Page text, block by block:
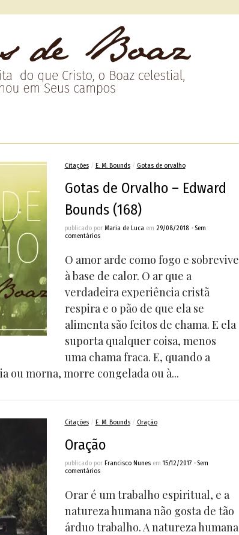
Citações/ E. M. Bounds/ Gotas de orvalho
Gotas de Orvalho – Edward
Bounds (168)
publicado por Maria de Lucaem 29/08/2018 • Sem
comentários
O amor arde como fogo e sobrevive
à base de calor. O ar que a
verdadeira experiência cristã
respira e o pão de que ela se
alimenta são feitos de chama. E ela
suporta qualquer coisa, menos
uma chama fraca. E, quando a
ou morna, morre congelada ou à...
Citações/ E. M. Bounds/ Oração
Oração
publicado por Francisco Nunesem 15/12/2017 • Sem
comentários
Orar é um trabalho espiritual, e a
natureza humana não gosta de tão
árduo trabalho. A natureza humana